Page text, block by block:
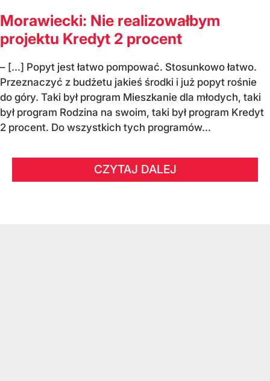
Morawiecki: Nie realizowałbym
projektu Kredyt 2 procent
– [...] Popyt jest łatwo pompować. Stosunkowo łatwo.
Przeznaczyć z budżetu jakieś środki i już popyt rośnie
do góry. Taki był program Mieszkanie dla młodych, taki
był program Rodzina na swoim, taki był program Kredyt
2 procent. Do wszystkich tych programów...
CZYTAJ DALEJ